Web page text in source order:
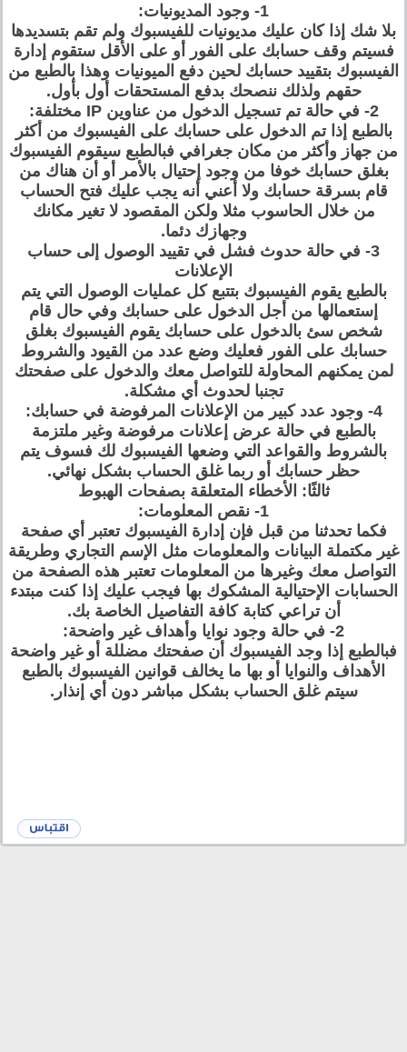
1- وجود المديونيات:
بلا شك إذا كان عليك مديونيات للفيسبوك ولم تقم بتسديدها
فسيتم وقف حسابك على الفور أو على الأقل ستقوم إدارة
الفيسبوك بتقييد حسابك لحين دفع الميونيات وهذا بالطبع من
حقهم ولذلك ننصحك بدفع المستحقات أول بأول.
2- في حالة تم تسجيل الدخول من عناوين IP مختلفة:
بالطبع إذا تم الدخول على حسابك على الفيسبوك من أكثر
من جهاز وأكثر من مكان جغرافي فبالطبع سيقوم الفيسبوك
بغلق حسابك خوفا من وجود إحتيال بالأمر أو أن هناك من
قام بسرقة حسابك ولا أعني أنه يجب عليك فتح الحساب
من خلال الحاسوب مثلا ولكن المقصود لا تغير مكانك
وجهازك دئما.
3- في حالة حدوث فشل في تقييد الوصول إلى حساب
الإعلانات
بالطبع يقوم الفيسبوك بتتبع كل عمليات الوصول التي يتم
إستعمالها من أجل الدخول على حسابك وفي حال قام
شخص سئ بالدخول على حسابك يقوم الفيسبوك بغلق
حسابك على الفور فعليك وضع عدد من القيود والشروط
لمن يمكنهم المحاولة للتواصل معك والدخول على صفحتك
تجنبا لحدوث أي مشكلة.
4- وجود عدد كبير من الإعلانات المرفوضة في حسابك:
بالطبع في حالة عرض إعلانات مرفوضة وغير ملتزمة
بالشروط والقواعد التي وضعها الفيسبوك لك فسوف يتم
حظر حسابك أو ربما غلق الحساب بشكل نهائي.
ثالثًا: الأخطاء المتعلقة بصفحات الهبوط
1- نقص المعلومات:
فكما تحدثنا من قبل فإن إدارة الفيسبوك تعتبر أي صفحة
غير مكتملة البيانات والمعلومات مثل الإسم التجاري وطريقة
التواصل معك وغيرها من المعلومات تعتبر هذه الصفحة من
الحسابات الإحتيالية المشكوك بها فيجب عليك إذا كنت مبتدء
أن تراعي كتابة كافة التفاصيل الخاصة بك.
2- في حالة وجود نوايا وأهداف غير واضحة:
فبالطبع إذا وجد الفيسبوك أن صفحتك مضللة أو غير واضحة
الأهداف والنوايا أو بها ما يخالف قوانين الفيسبوك بالطبع
سيتم غلق الحساب بشكل مباشر دون أي إنذار.